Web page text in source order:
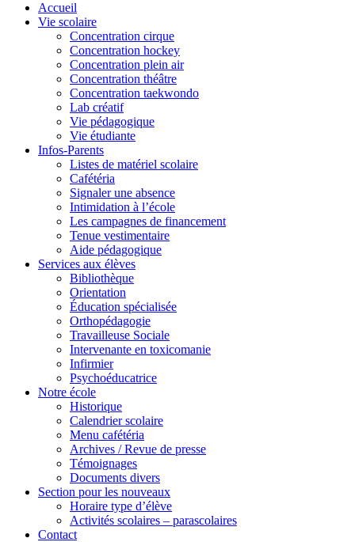
Accueil
Vie scolaire
Concentration cirque
Concentration hockey
Concentration plein air
Concentration théâtre
Concentration taekwondo
Lab créatif
Vie pédagogique
Vie étudiante
Infos-Parents
Listes de matériel scolaire
Cafétéria
Signaler une absence
Intimidation à l’école
Les campagnes de financement
Tenue vestimentaire
Aide pédagogique
Services aux élèves
Bibliothèque
Orientation
Éducation spécialisée
Orthopédagogie
Travailleuse Sociale
Intervenante en toxicomanie
Infirmier
Psychoéducatrice
Notre école
Historique
Calendrier scolaire
Menu cafétéria
Archives / Revue de presse
Témoignages
Documents divers
Section pour les nouveaux
Horaire type d’élève
Activités scolaires – parascolaires
Contact